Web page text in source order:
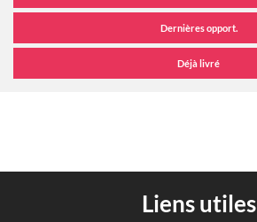
Liens utiles